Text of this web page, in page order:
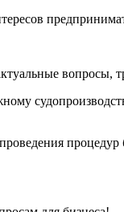
вопросы,
процедур